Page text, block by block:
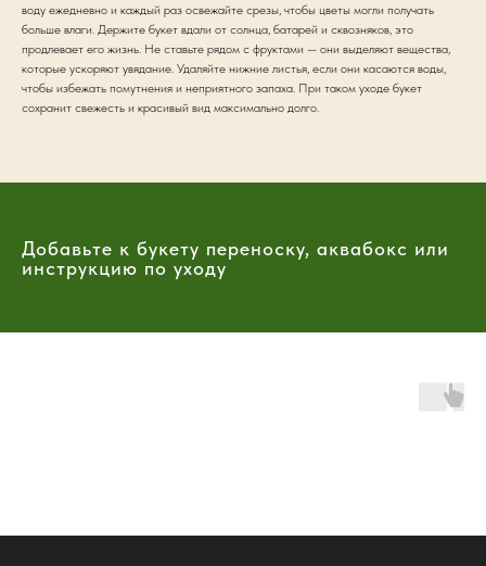
воду ежедневно и каждый раз освежайте срезы, чтобы цветы могли получать
больше влаги. Держите букет вдали от солнца, батарей и сквозняков, это
продлевает его жизнь. Не ставьте рядом с фруктами — они выделяют вещества,
которые ускоряют увядание. Удаляйте нижние листья, если они касаются воды,
чтобы избежать помутнения и неприятного запаха. При таком уходе букет
сохранит свежесть и красивый вид максимально долго.
Добавьте к букету переноску, аквабокс или
инструкцию по уходу